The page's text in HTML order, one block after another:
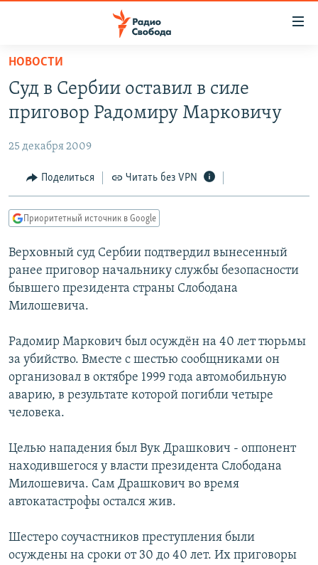
упрощенного
доступа
основному
Вернутся
главной
навигации
Вернутся
поиску
ПОДКАСТЫ
АВТОРСКИЕ ПРОЕКТЫ
ЦИТАТЫ СВОБОДЫ
МНЕНИЯ
IDEL.РЕАЛИИ
КАВКАЗ.РЕАЛИИ
СЕВЕР.РЕАЛИИ
СИБИРЬ.РЕАЛИИ
РАСПИСАНИЕ ВЕЩАНИЯ
ПОДПИШИТЕСЬ НА РАССЫЛКУ
СОЦИАЛЬНЫЕ СЕТИ
Все сайты РСЕ/РС
НОВОСТИ
Суд в Сербии оставил в силе
приговор Радомиру Марковичу
25 декабря 2009
Поделиться Читать без VPN
Приоритетный источник в Google
Верховный суд Сербии подтвердил вынесенный
ранее приговор начальнику службы безопасности
бывшего президента страны Слободана
Милошевича.
Радомир Маркович был осуждён на 40 лет тюрьмы
за убийство. Вместе с шестью сообщниками он
организовал в октябре 1999 года автомобильную
аварию, в результате которой погибли четыре
человека.
Целью нападения был Вук Драшкович - оппонент
находившегося у власти президента Слободана
Милошевича. Сам Драшкович во время
автокатастрофы остался жив.
Шестеро соучастников преступления были
осуждены на сроки от 30 до 40 лет. Их приговоры